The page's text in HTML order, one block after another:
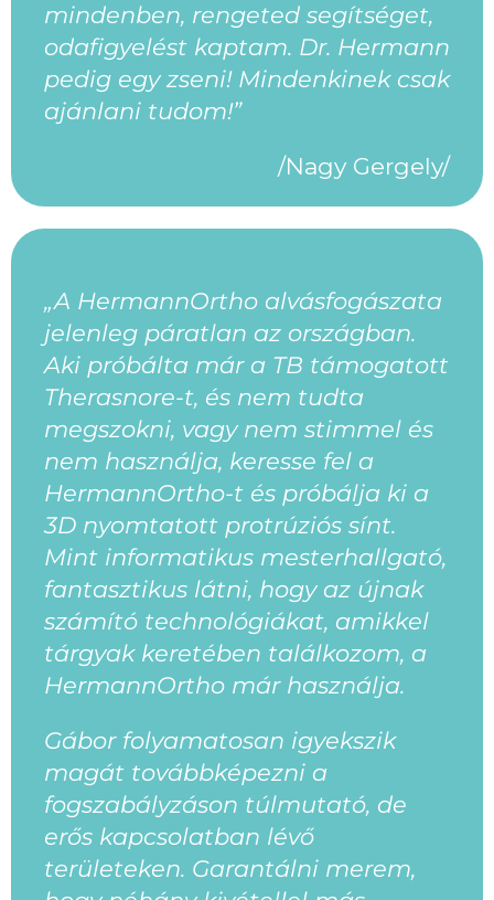
mindenben, rengeted segítséget,
odafigyelést kaptam. Dr. Hermann
pedig egy zseni! Mindenkinek csak
ajánlani tudom!”
/Nagy Gergely/
„A HermannOrtho alvásfogászata
jelenleg páratlan az országban.
Aki próbálta már a TB támogatott
Therasnore-t, és nem tudta
megszokni, vagy nem stimmel és
nem használja, keresse fel a
HermannOrtho-t és próbálja ki a
3D nyomtatott protrúziós sínt.
Mint informatikus mesterhallgató,
fantasztikus látni, hogy az újnak
számító technológiákat, amikkel
tárgyak keretében találkozom, a
HermannOrtho már használja.
Gábor folyamatosan igyekszik
magát továbbképezni a
fogszabályzáson túlmutató, de
erős kapcsolatban lévő
területeken. Garantálni merem,